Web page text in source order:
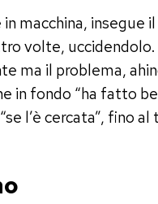
macchina, insegue
volte,
ma il problema,
in fondo “ha fatto
l’è cercata”, fino